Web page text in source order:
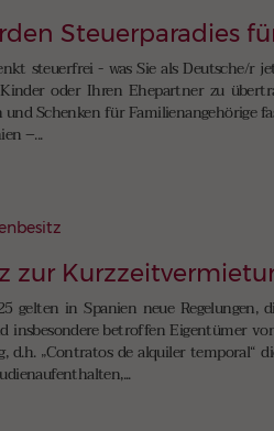
Steuerparadies
steuerfrei - was Sie als Deutsche/r
oder Ihren Ehepartner zu
und Schenken für
–...
zur
gelten in Spanien neue
insbesondere betroffen Eigentümer
d.h. „Contratos de alquiler